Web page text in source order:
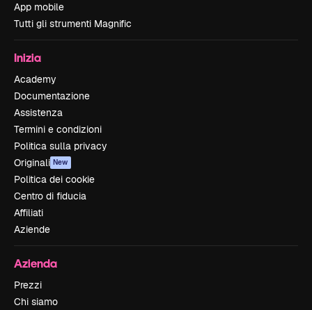
App mobile
Tutti gli strumenti Magnific
Inizia
Academy
Documentazione
Assistenza
Termini e condizioni
Politica sulla privacy
Originali New
Politica dei cookie
Centro di fiducia
Affiliati
Aziende
Azienda
Prezzi
Chi siamo